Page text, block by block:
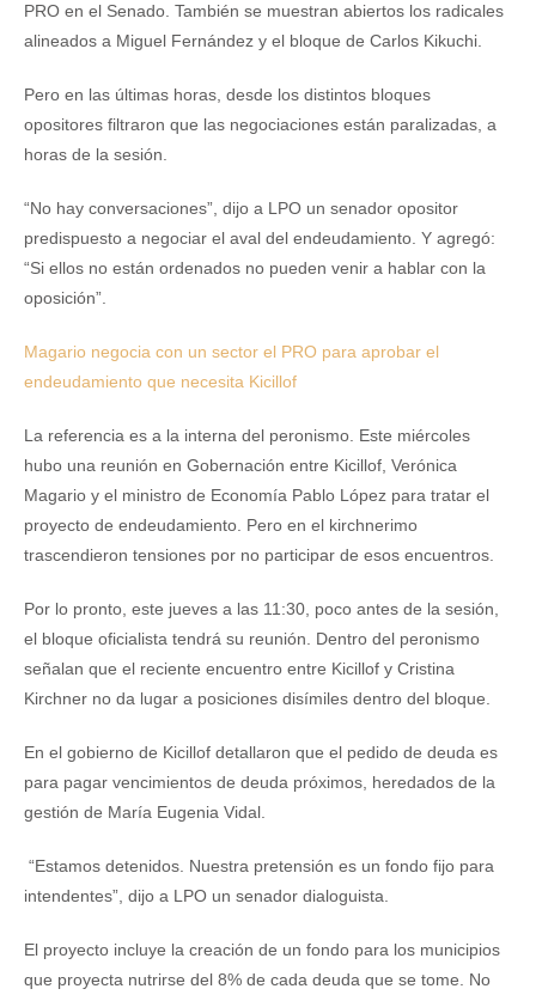
PRO en el Senado. También se muestran abiertos los radicales
alineados a Miguel Fernández y el bloque de Carlos Kikuchi.
Pero en las últimas horas, desde los distintos bloques
opositores filtraron que las negociaciones están paralizadas, a
horas de la sesión.
“No hay conversaciones”, dijo a LPO un senador opositor
predispuesto a negociar el aval del endeudamiento. Y agregó:
“Si ellos no están ordenados no pueden venir a hablar con la
oposición”.
Magario negocia con un sector el PRO para aprobar el
endeudamiento que necesita Kicillof
La referencia es a la interna del peronismo. Este miércoles
hubo una reunión en Gobernación entre Kicillof, Verónica
Magario y el ministro de Economía Pablo López para tratar el
proyecto de endeudamiento. Pero en el kirchnerimo
trascendieron tensiones por no participar de esos encuentros.
Por lo pronto, este jueves a las 11:30, poco antes de la sesión,
el bloque oficialista tendrá su reunión. Dentro del peronismo
señalan que el reciente encuentro entre Kicillof y Cristina
Kirchner no da lugar a posiciones disímiles dentro del bloque.
En el gobierno de Kicillof detallaron que el pedido de deuda es
para pagar vencimientos de deuda próximos, heredados de la
gestión de María Eugenia Vidal.
“Estamos detenidos. Nuestra pretensión es un fondo fijo para
intendentes”, dijo a LPO un senador dialoguista.
El proyecto incluye la creación de un fondo para los municipios
que proyecta nutrirse del 8% de cada deuda que se tome. No